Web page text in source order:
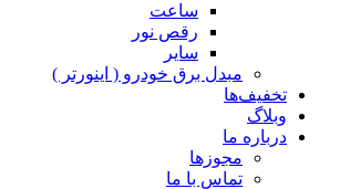
ساعت
رقص نور
سایر
مبدل برق خودرو ( اینورتر )
تخفیف‌ها
وبلاگ
درباره ما
مجوزها
تماس با ما